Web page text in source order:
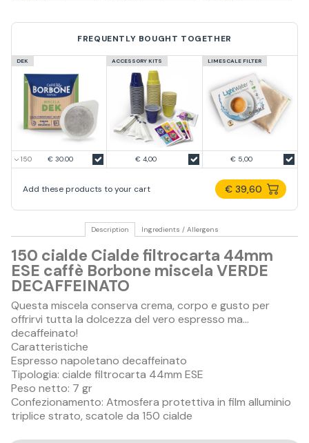
FREQUENTLY BOUGHT TOGETHER
DEK
€ 30.00
ACCESSORY KITS
€ 4,00
LIMESCALE FILTER
€ 5,00
Add these products to your cart € 39,60
Description Ingredients / Allergens
150 cialde Cialde filtrocarta 44mm
ESE caffè Borbone miscela VERDE
DECAFFEINATO
Questa miscela conserva crema, corpo e gusto per
offrirvi tutta la dolcezza del vero espresso ma…
decaffeinato!
Caratteristiche
Espresso napoletano decaffeinato
Tipologia: cialde filtrocarta 44mm ESE
Peso netto: 7 gr
Confezionamento: Atmosfera protettiva in film alluminio
triplice strato, scatole da 150 cialde